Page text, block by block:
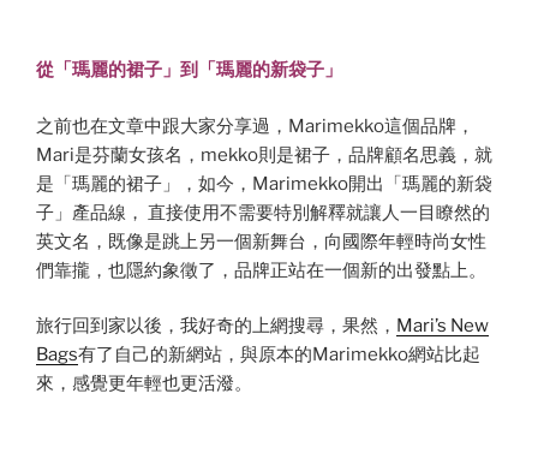
從「瑪麗的裙子」到「瑪麗的新袋子」
之前也在文章中跟大家分享過，Marimekko這個品牌，
Mari是芬蘭女孩名，mekko則是裙子，品牌顧名思義，就
是「瑪麗的裙子」，如今，Marimekko開出「瑪麗的新袋
子」產品線， 直接使用不需要特別解釋就讓人一目瞭然的
英文名，既像是跳上另一個新舞台，向國際年輕時尚女性
們靠攏，也隱約象徵了，品牌正站在一個新的出發點上。
旅行回到家以後，我好奇的上網搜尋，果然， Mari’s New
Bags有了自己的新網站，與原本的Marimekko網站比起
來，感覺更年輕也更活潑。